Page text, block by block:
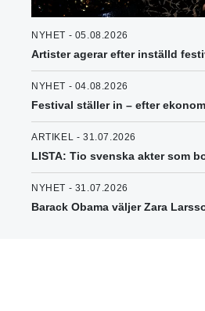
NYHET - 05.08.2026
Artister agerar efter inställd
NYHET - 04.08.2026
Festival ställer in – efter
ARTIKEL - 31.07.2026
LISTA: Tio svenska akter som
NYHET - 31.07.2026
Barack Obama väljer Zara